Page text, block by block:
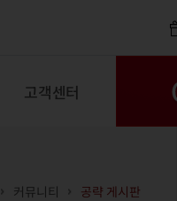
고객센터
커뮤니티 공략 게시판